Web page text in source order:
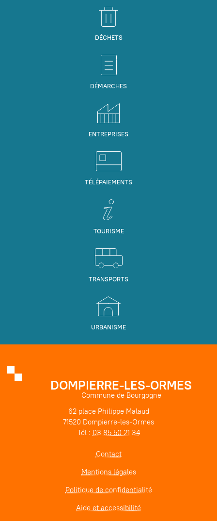
DÉCHETS
DÉMARCHES
ENTREPRISES
TÉLÉPAIEMENTS
TOURISME
TRANSPORTS
URBANISME
DOMPIERRE-LES-ORMES
Commune de Bourgogne
62 place Philippe Malaud
71520 Dompierre-les-Ormes
Tél : 03 85 50 21 34
Contact
Mentions légales
Politique de confidentialité
Aide et accessibilité